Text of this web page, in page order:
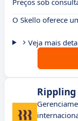
Preços sob
O Skello oferece
Veja mais
Rippling